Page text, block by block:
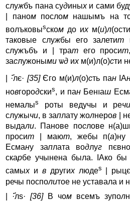
службъ пана судиныхи сами
| паномпосломнашымъ на
волъковыsском до ихм(и)л
таковые службы его залетит
служъбъ и | тратего просит
заслужоными ѡд ихм(и)л(о)сти
| ·҃лє· [35]Єго м(и)л(о)сть панIA
новгородскиs, и панБенıaш
немалыs роты ведyчы и речи
служычи, в заплату жолнеров |
выдали. Панове послове
просит | мают, жебы п(а)ну
Есману заплата водлуг
скарбе yчынена была. IAко бы
самыхи вдругихлюдеs |
речы посполитое не yставала и
| ·҃лѕ·[36]В чом всемъ зyпол